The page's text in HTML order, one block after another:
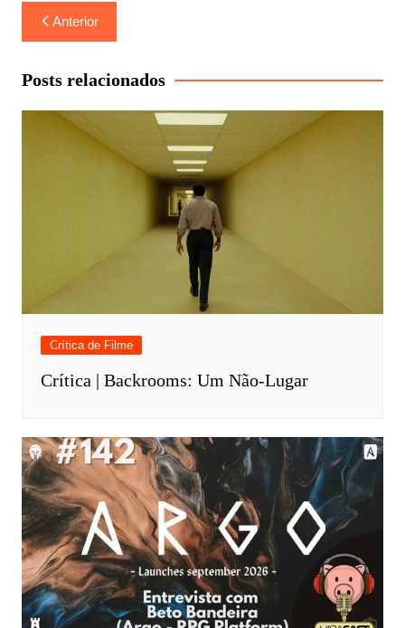
Navegação
de
Post
Anterior
Posts relacionados
Crítica de Filme
Crítica | Backrooms: Um Não-Lugar